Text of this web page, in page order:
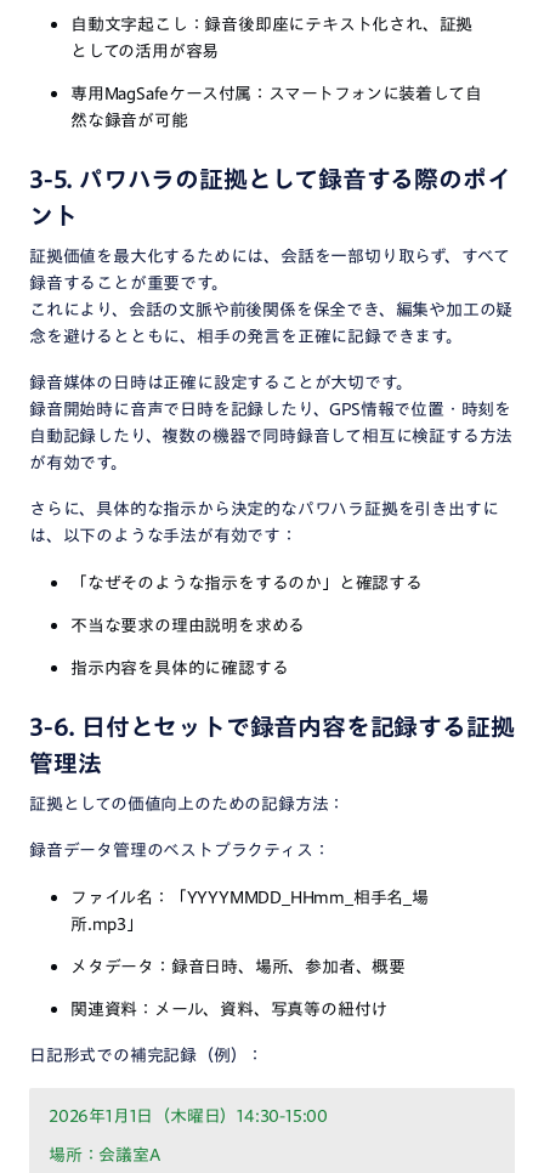
自動文字起こし：録音後即座にテキスト化され、証拠
としての活用が容易
専用MagSafeケース付属：スマートフォンに装着して自
然な録音が可能
3-5. パワハラの証拠として録音する際のポイ
ント
証拠価値を最大化するためには、会話を一部切り取らず、すべて
録音することが重要です。
これにより、会話の文脈や前後関係を保全でき、編集や加工の疑
念を避けるとともに、相手の発言を正確に記録できます。
録音媒体の日時は正確に設定することが大切です。
録音開始時に音声で日時を記録したり、GPS情報で位置・時刻を
自動記録したり、複数の機器で同時録音して相互に検証する方法
が有効です。
さらに、具体的な指示から決定的なパワハラ証拠を引き出すに
は、以下のような手法が有効です：
「なぜそのような指示をするのか」と確認する
不当な要求の理由説明を求める
指示内容を具体的に確認する
3-6. 日付とセットで録音内容を記録する証拠
管理法
証拠としての価値向上のための記録方法：
録音データ管理のベストプラクティス：
ファイル名：「YYYYMMDD_HHmm_相手名_場
所.mp3」
メタデータ：録音日時、場所、参加者、概要
関連資料：メール、資料、写真等の紐付け
日記形式での補完記録（例）：
2026年1月1日（木曜日）14:30-15:00
場所：会議室A